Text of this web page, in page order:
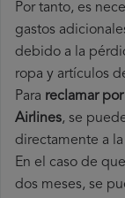
Por tanto, es
gastos
debido a la
ropa y artículos
Para reclamar
Airlines, se
directamente a
En el caso de
dos meses, se